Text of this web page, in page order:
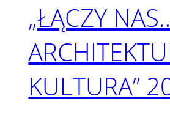
„ŁĄCZY
KULTURA”